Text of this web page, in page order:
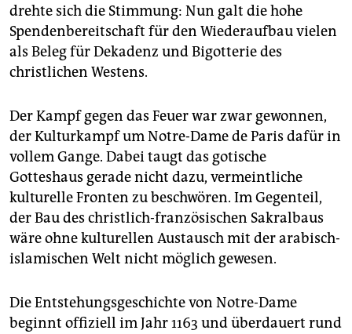
drehte sich die Stimmung: Nun galt die hohe
Spendenbereitschaft für den Wiederaufbau vielen
als Beleg für Dekadenz und Bigotterie des
christlichen Westens.
Der Kampf gegen das Feuer war zwar gewonnen,
der Kulturkampf um Notre-Dame de Paris dafür in
vollem Gange. Dabei taugt das gotische
Gotteshaus gerade nicht dazu, vermeintliche
kulturelle Fronten zu beschwören. Im Gegenteil,
der Bau des christlich-französischen Sakralbaus
wäre ohne kulturellen Austausch mit der arabisch-
islamischen Welt nicht möglich gewesen.
Die Entstehungsgeschichte von Notre-Dame
beginnt offiziell im Jahr 1163 und überdauert rund